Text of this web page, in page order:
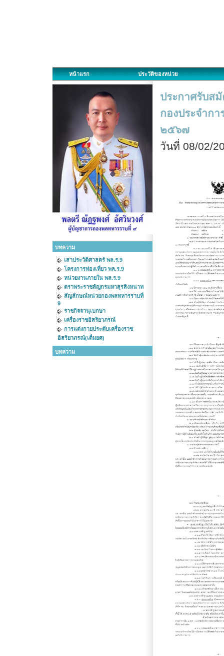
หน้าแรก ประวัติของหน่วย
บทความ
เสาประวัติศาสตร์ พล.ร.9
โครงการท่องเที่ยว พล.ร.9
หน่วยงานภายใน พล.ร.9
ตราพระราชลัญกรมหาสุรสิงหนาท
สัญลักษณ์หน่วยกองพลทหารราบที่
9
ราชกิจจานุเบกษา
เครื่องราชอิสริยาภรณ์
การแต่งกายประดับเครื่องราช
อิสริยาภรณ์(เต็มยศ)
บทความ
ประกาศรับส
กองประจำก
๒๕๖๗
วันที่ 08/02/